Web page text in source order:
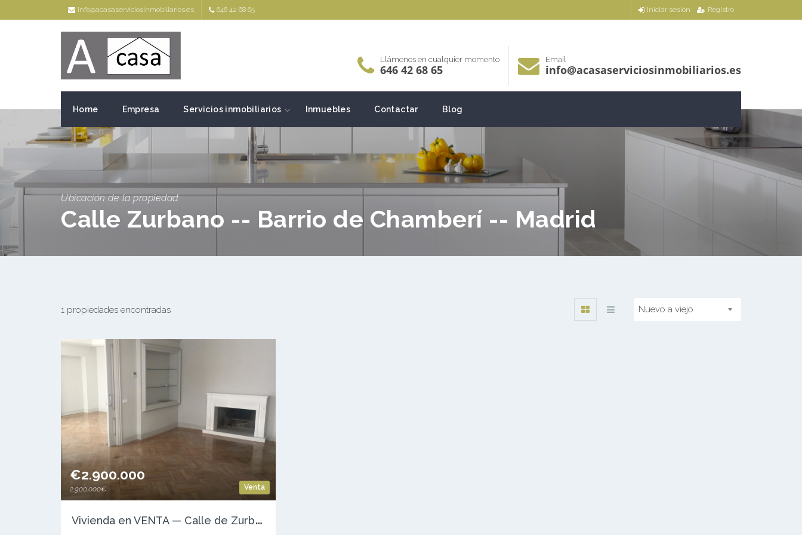
info@acasaserviciosinmobiliarios.es 646 42 68 65 Iniciar sesión Registro
Llámenos en cualquier momento
646 42 68 65
Email
info@acasaserviciosinmobiliarios.es
Home Empresa Servicios inmobiliarios Inmuebles Contactar Blog
Ubicación de la propiedad:
Calle Zurbano -- Barrio de Chamberí -- Madrid
1 propiedades encontradas Nuevo a viejo
Venta
€2.900.000
2.900.000€
V
ivienda en VENTA — Calle de Zurbano — Barrio de Chamberí — Madrid